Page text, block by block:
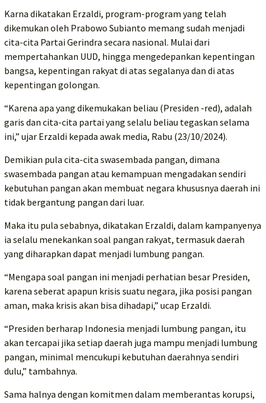
Karna dikatakan Erzaldi, program-program yang telah
dikemukan oleh Prabowo Subianto memang sudah menjadi
cita-cita Partai Gerindra secara nasional. Mulai dari
mempertahankan UUD, hingga mengedepankan kepentingan
bangsa, kepentingan rakyat di atas segalanya dan di atas
kepentingan golongan.
“Karena apa yang dikemukakan beliau (Presiden -red), adalah
garis dan cita-cita partai yang selalu beliau tegaskan selama
ini,” ujar Erzaldi kepada awak media, Rabu (23/10/2024).
Demikian pula cita-cita swasembada pangan, dimana
swasembada pangan atau kemampuan mengadakan sendiri
kebutuhan pangan akan membuat negara khususnya daerah ini
tidak bergantung pangan dari luar.
Maka itu pula sebabnya, dikatakan Erzaldi, dalam kampanyenya
ia selalu menekankan soal pangan rakyat, termasuk daerah
yang diharapkan dapat menjadi lumbung pangan.
“Mengapa soal pangan ini menjadi perhatian besar Presiden,
karena seberat apapun krisis suatu negara, jika posisi pangan
aman, maka krisis akan bisa dihadapi,” ucap Erzaldi.
“Presiden berharap Indonesia menjadi lumbung pangan, itu
akan tercapai jika setiap daerah juga mampu menjadi lumbung
pangan, minimal mencukupi kebutuhan daerahnya sendiri
dulu,” tambahnya.
Sama halnya dengan komitmen dalam memberantas korupsi,